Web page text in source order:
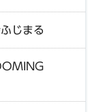
じまる